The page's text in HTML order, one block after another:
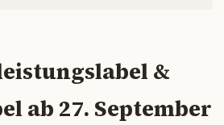
&
ab 27. September